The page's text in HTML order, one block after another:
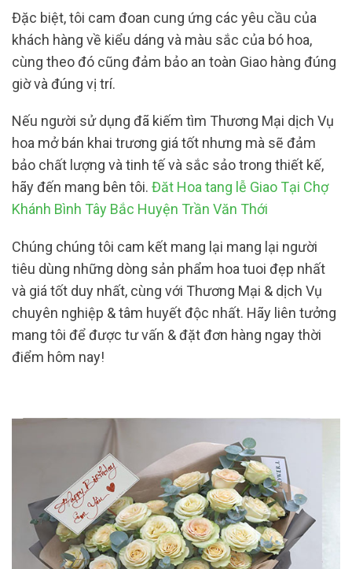
Đặc biệt, tôi cam đoan cung ứng các yêu cầu của
khách hàng về kiểu dáng và màu sắc của bó hoa,
cùng theo đó cũng đảm bảo an toàn Giao hàng đúng
giờ và đúng vị trí.
Nếu người sử dụng đã kiếm tìm Thương Mại dịch Vụ
hoa mở bán khai trương giá tốt nhưng mà sẽ đảm
bảo chất lượng và tinh tế và sắc sảo trong thiết kế,
hãy đến mang bên tôi. Đăt Hoa tang lễ Giao Tại Chợ
Khánh Bình Tây Bắc Huyện Trần Văn Thới
Chúng chúng tôi cam kết mang lại mang lại người
tiêu dùng những dòng sản phẩm hoa tuoi đẹp nhất
và giá tốt duy nhất, cùng với Thương Mại & dịch Vụ
chuyên nghiệp & tâm huyết độc nhất. Hãy liên tưởng
mang tôi để được tư vấn & đặt đơn hàng ngay thời
điểm hôm nay!